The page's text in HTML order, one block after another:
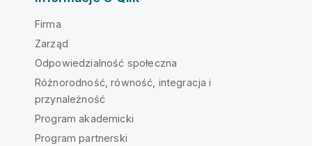
Firma
Zarząd
Odpowiedzialność społeczna
Różnorodność, równość, integracja i
przynależność
Program akademicki
Program partnerski